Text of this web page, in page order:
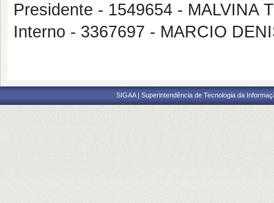
Presidente - 1549654 - MALVINA
Interno - 3367697 - MARCIO
SIGAA | Superintendência de Tecnologia da